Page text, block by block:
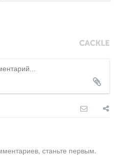
станьте первым.